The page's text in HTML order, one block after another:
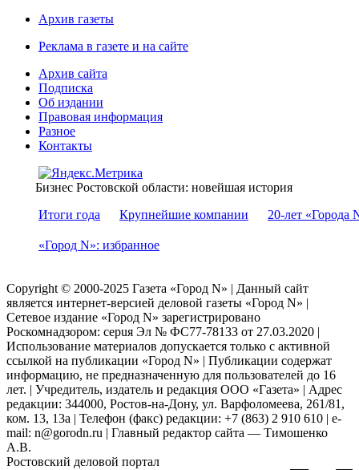
Архив газеты
Реклама в газете и на сайте
Архив сайта
Подписка
Об издании
Правовая информация
Разное
Контакты
Бизнес Ростовской области: новейшая история
Итоги года
Крупнейшие компании 20-лет «Города
«Город N»: избранное
Copyright © 2000-2025 Газета «Город N» | Данный сайт
является интернет-версией деловой газеты «Город N» |
Сетевое издание «Город N» зарегистрировано
Роскомнадзором: серuя Эл № ФС77-78133 от 27.03.2020 |
Использование материалов допускается только с активной
ссылкой на публикации «Город N» | Публикации содержат
информацию, не предназначенную для пользователей до 16
лет. | Учредитель, издатель и редакция ООО «Газета» | Адрес
редакции: 344000, Ростов-на-Дону, ул. Варфоломеева, 261/81,
ком. 13, 13а | Телефон (факс) редакции: +7 (863) 2 910 610 | e-
mail: n@gorodn.ru | Главный редактор сайта — Тимошенко
А.В.
Ростовский деловой портал